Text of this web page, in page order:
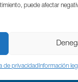
puede afectar
de privacidad Información
20014 Donostia /
000 999 |